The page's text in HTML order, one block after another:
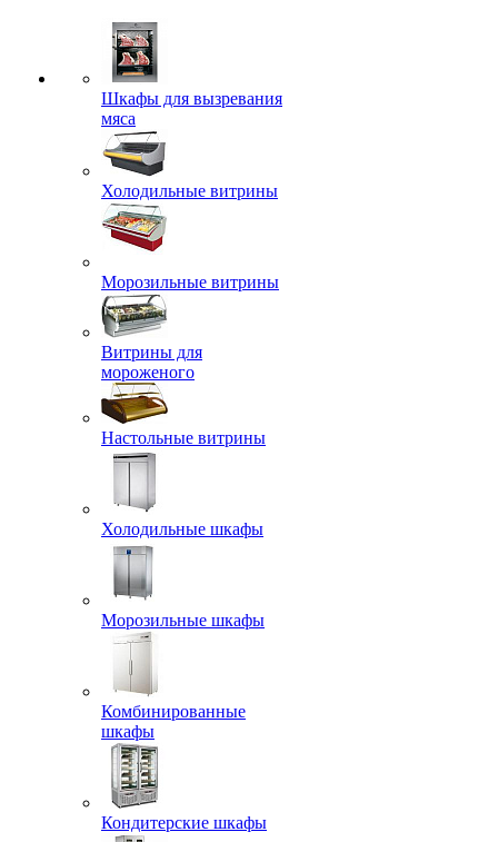
Шкафы для вызревания
мяса
Холодильные витрины
Морозильные витрины
Витрины для
мороженого
Настольные витрины
Холодильные шкафы
Морозильные шкафы
Комбинированные
шкафы
Кондитерские шкафы